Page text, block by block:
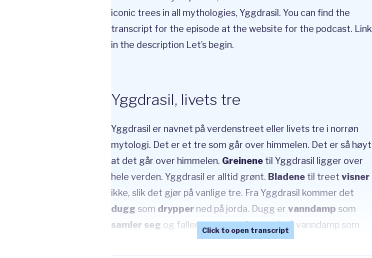
iconic trees in all mythologies, Yggdrasil. You can find the
transcript for the episode at the website for the podcast. Link
in the description Let’s begin.
Yggdrasil, livets tre
Yggdrasil er navnet på verdenstreet eller livets tre i norrøn
mytologi. Det er et tre som går over himmelen. Det er så høyt
at det går over himmelen. Greinenetil Yggdrasil ligger over
hele verden. Yggdrasil er alltid grønt. Bladenetil treet visner
ikke, slik det gjør på vanlige tre. Fra Yggdrasil kommer det
dugg som drypperned på jorda. Dugg er vanndamp som
samler seg og faller som vann. Det er altså vanndamp som